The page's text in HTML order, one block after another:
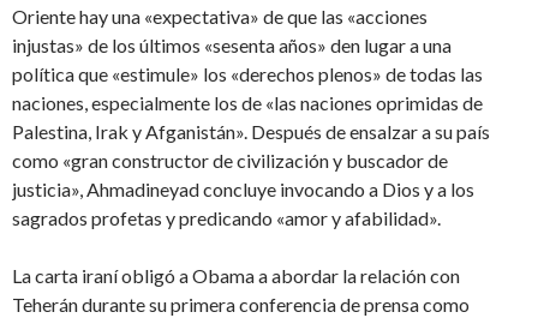
Oriente hay una «expectativa» de que las «acciones
injustas» de los últimos «sesenta años» den lugar a una
política que «estimule» los «derechos plenos» de todas las
naciones, especialmente los de «las naciones oprimidas de
Palestina, Irak y Afganistán». Después de ensalzar a su país
como «gran constructor de civilización y buscador de
justicia», Ahmadineyad concluye invocando a Dios y a los
sagrados profetas y predicando «amor y afabilidad».
La carta iraní obligó a Obama a abordar la relación con
Teherán durante su primera conferencia de prensa como